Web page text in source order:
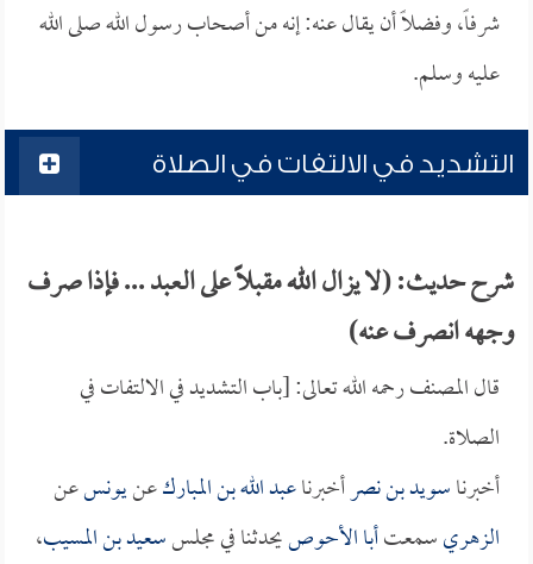
شرفاً، وفضلاً أن يقال عنه: إنه من أصحاب رسول الله صلى الله
عليه وسلم.
التشديد في الالتفات في الصلاة
شرح حديث: (لا يزال الله مقبلاً على العبد ... فإذا صرف
وجهه انصرف عنه)
قال المصنف رحمه الله تعالى: [باب التشديد في الالتفات في
الصلاة.
أخبرناسويد بن نصرأخبرناعبد الله بن المباركعنيونسعن
الزهريسمعتأبا الأحوصيحدثنا في مجلسسعيد بن المسيب،